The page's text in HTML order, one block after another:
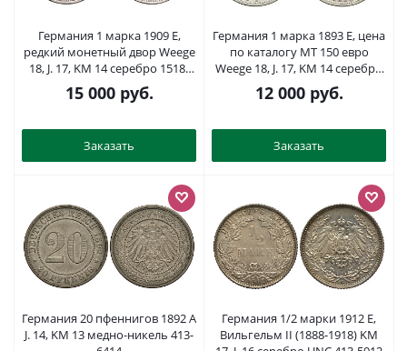
Германия 1 марка 1909 E,
редкий монетный двор Weege
18, J. 17, KM 14 серебро 1518-
922
15 000руб.
Заказать
Германия 1 марка 1893 E, цена
по каталогу MT 150 евро
Weege 18, J. 17, KM 14 серебро
aUNC 413-5212
12 000руб.
Заказать
Германия 20 пфеннигов 1892 A
J. 14, KM 13 медно-никель 413-
Германия 1/2 марки 1912 E,
Вильгельм II (1888-1918) KM